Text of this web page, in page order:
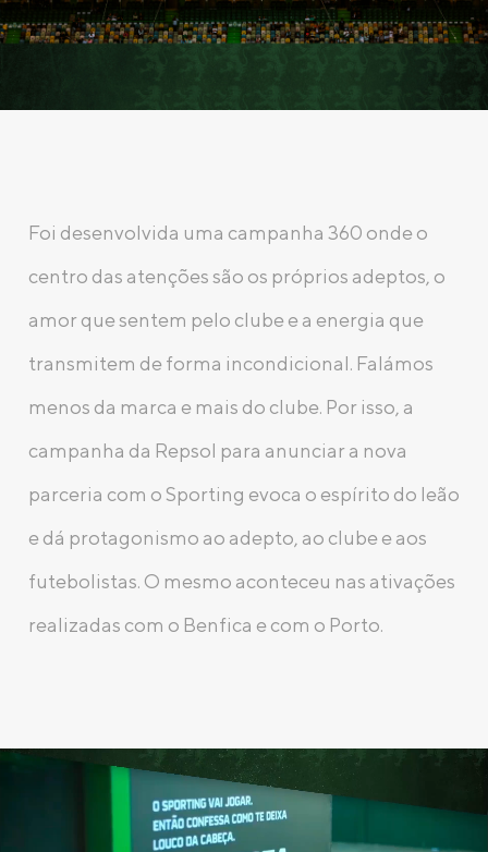
Foi desenvolvida uma campanha 360 onde o
centro das atenções são os próprios adeptos, o
amor que sentem pelo clube e a energia que
transmitem de forma incondicional. Falámos
menos da marca e mais do clube. Por isso, a
campanha da Repsol para anunciar a nova
parceria com o Sporting evoca o espírito do leão
e dá protagonismo ao adepto, ao clube e aos
futebolistas. O mesmo aconteceu nas ativações
realizadas com o Benfica e com o Porto.